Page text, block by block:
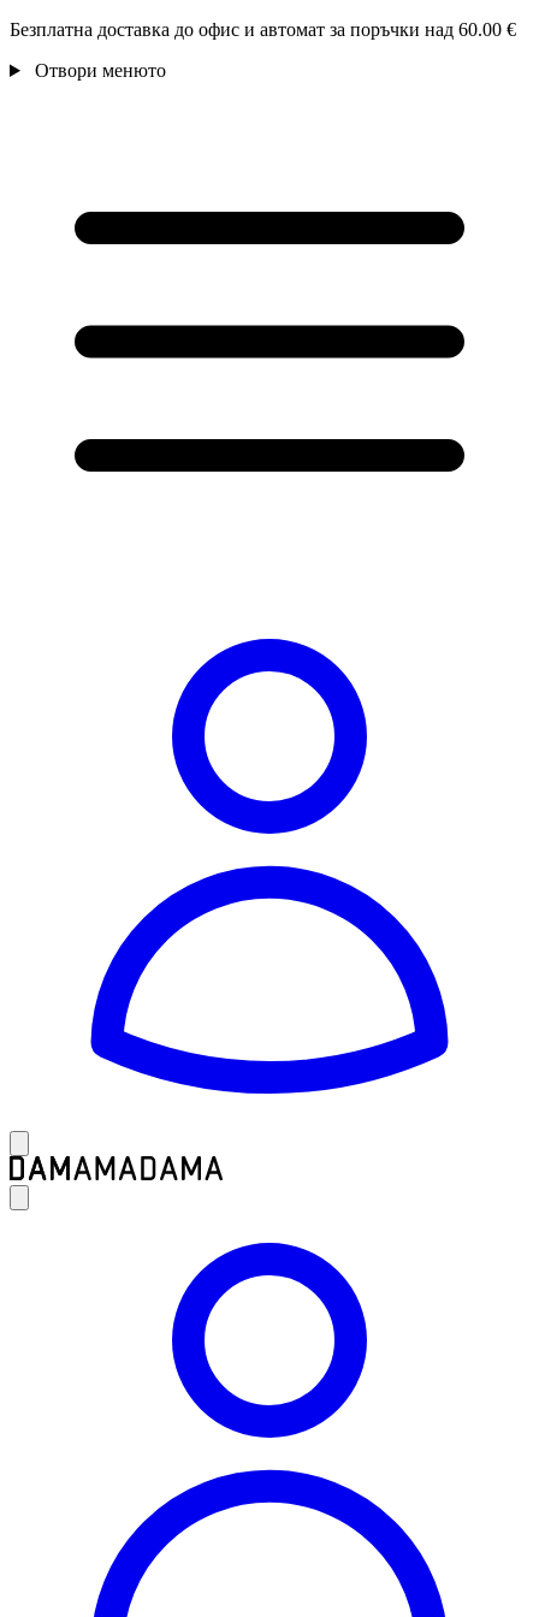
Безплатна доставка до офис и автомат за поръчки над 60.00 €
Отвори менюто